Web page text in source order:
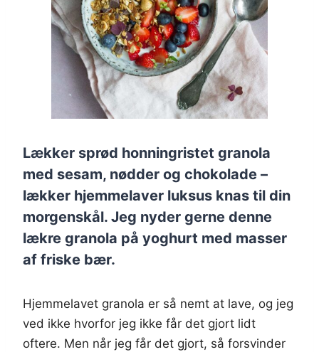
Lækker sprød honningristet granola
med sesam, nødder og chokolade –
lækker hjemmelaver luksus knas til din
morgenskål. Jeg nyder gerne denne
lækre granola på yoghurt med masser
af friske bær.
Hjemmelavet granola er så nemt at lave, og jeg
ved ikke hvorfor jeg ikke får det gjort lidt
oftere. Men når jeg får det gjort, så forsvinder